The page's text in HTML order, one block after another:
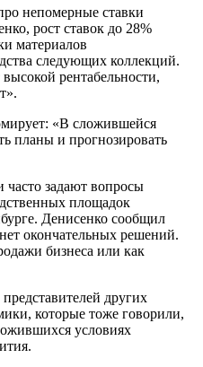
непомерные ставки
рост ставок до 28%
материалов
следующих коллекций.
рентабельности,
«В сложившейся
планы и прогнозировать
часто задают вопросы
площадок
Денисенко сообщил
окончательных решений.
бизнеса или как
других
которые тоже говорили,
условиях